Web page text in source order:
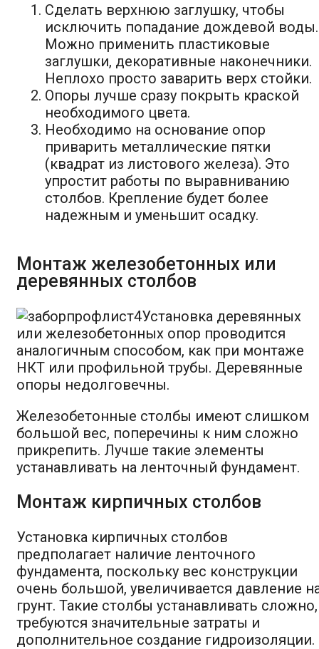
Сделать верхнюю заглушку, чтобы
исключить попадание дождевой воды.
Можно применить пластиковые
заглушки, декоративные наконечники.
Неплохо просто заварить верх стойки.
Опоры лучше сразу покрыть краской
необходимого цвета.
Необходимо на основание опор
приварить металлические пятки
(квадрат из листового железа). Это
упростит работы по выравниванию
столбов. Крепление будет более
надежным и уменьшит осадку.
Монтаж железобетонных или
деревянных столбов
Установка деревянных
или железобетонных опор проводится
аналогичным способом, как при монтаже
НКТ или профильной трубы. Деревянные
опоры недолговечны.
Железобетонные столбы имеют слишком
большой вес, поперечины к ним сложно
прикрепить. Лучше такие элементы
устанавливать на ленточный фундамент.
Монтаж кирпичных столбов
Установка кирпичных столбов
предполагает наличие ленточного
фундамента, поскольку вес конструкции
очень большой, увеличивается давление
грунт. Такие столбы устанавливать сложно,
требуются значительные затраты и
дополнительное создание гидроизоляции.